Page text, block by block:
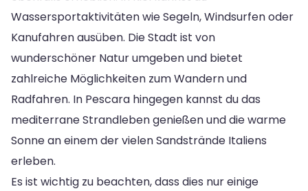
Wassersportaktivitäten wie Segeln, Windsurfen oder
Kanufahren ausüben. Die Stadt ist von
wunderschöner Natur umgeben und bietet
zahlreiche Möglichkeiten zum Wandern und
Radfahren. In Pescara hingegen kannst du das
mediterrane Strandleben genießen und die warme
Sonne an einem der vielen Sandstrände Italiens
erleben.
Es ist wichtig zu beachten, dass dies nur einige